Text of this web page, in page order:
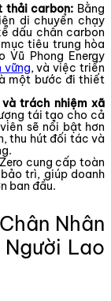
thải carbon: Bằng
di chuyển chạy
dấu chân carbon
tiêu trung hòa
Vũ Phong Energy
vững, và việc triển
một bước đi thiết
và trách nhiệm xã
tái tạo cho cả
sẽ nổi bật hơn
thu hút đối tác và
cung cấp toàn
trì, giúp doanh
ban đầu.
Nhân
Lao